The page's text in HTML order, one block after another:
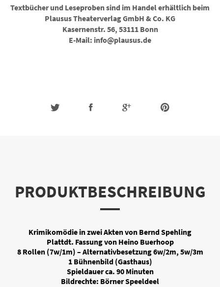
Textbücher und Leseproben sind im Handel erhältlich beim
Plausus Theaterverlag GmbH & Co. KG
Kasernenstr. 56, 53111 Bonn
E-Mail: info@plausus.de
PRODUKTBESCHREIBUNG
Krimikomödie in zwei Akten von Bernd Spehling
Plattdt. Fassung von Heino Buerhoop
8 Rollen (7w/1m) – Alternativbesetzung 6w/2m, 5w/3m
1 Bühnenbild (Gasthaus)
Spieldauer ca. 90 Minuten
Bildrechte: Börner Speeldeel